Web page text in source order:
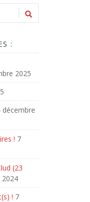
:
2025
décembre
! 7
(23
2024
! 7